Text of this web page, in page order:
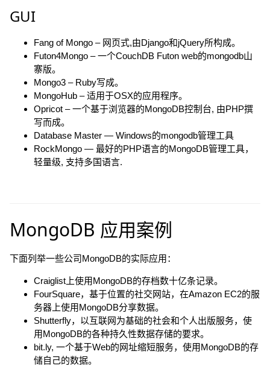
GUI
Fang of Mongo – 网页式,由Django和jQuery所构成。
Futon4Mongo – 一个CouchDB Futon web的mongodb山
寨版。
Mongo3 – Ruby写成。
MongoHub – 适用于OSX的应用程序。
Opricot – 一个基于浏览器的MongoDB控制台, 由PHP撰
写而成。
Database Master — Windows的mongodb管理工具
RockMongo — 最好的PHP语言的MongoDB管理工具，
轻量级, 支持多国语言.
MongoDB 应用案例
下面列举一些公司MongoDB的实际应用：
Craiglist上使用MongoDB的存档数十亿条记录。
FourSquare，基于位置的社交网站，在Amazon EC2的服
务器上使用MongoDB分享数据。
Shutterfly，以互联网为基础的社会和个人出版服务，使
用MongoDB的各种持久性数据存储的要求。
bit.ly, 一个基于Web的网址缩短服务，使用MongoDB的存
储自己的数据。